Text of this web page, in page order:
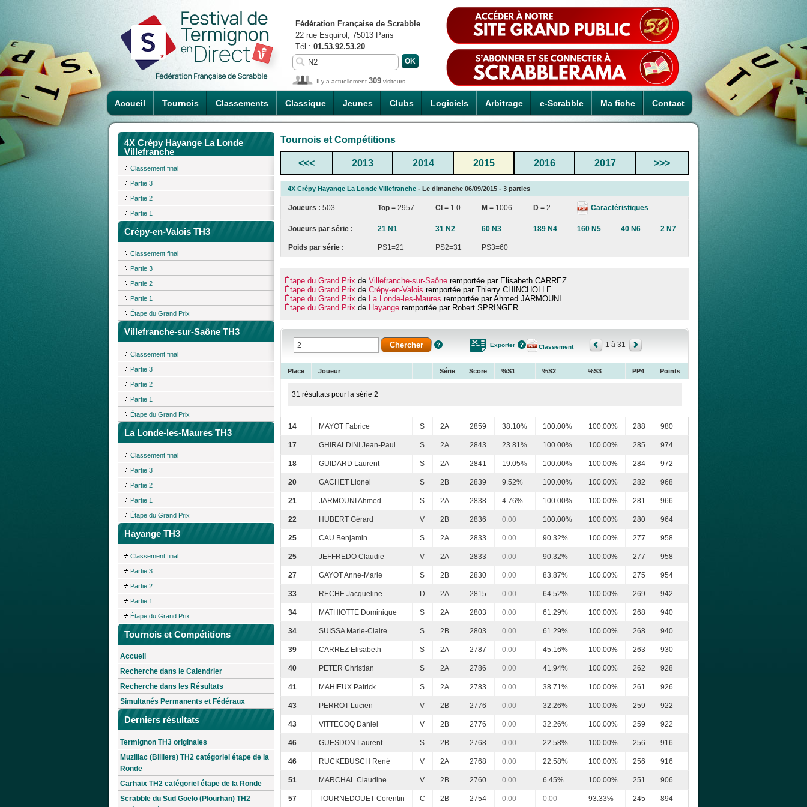
Accueil Tournois Classements Classique Jeunes Clubs Logiciels Arbitrage e-Scrabble Ma fiche Contact
Fédération Française de Scrabble
22 rue Esquirol, 75013 Paris
Tél : 01.53.92.53.20
Il y a actuellement 309 visiteurs
4X Crépy Hayange La Londe
Villefranche
Classement final
Partie 3
Partie 2
Partie 1
Crépy-en-Valois TH3
Classement final
Partie 3
Partie 2
Partie 1
Étape du Grand Prix
Villefranche-sur-Saône TH3
Classement final
Partie 3
Partie 2
Partie 1
Étape du Grand Prix
La Londe-les-Maures TH3
Classement final
Partie 3
Partie 2
Partie 1
Étape du Grand Prix
Hayange TH3
Classement final
Partie 3
Partie 2
Partie 1
Étape du Grand Prix
Tournois et Compétitions
Accueil
Recherche dans le Calendrier
Recherche dans les Résultats
Simultanés Permanents et Fédéraux
Derniers résultats
Termignon TH3 originales
Muzillac (Billiers) TH2 catégoriel étape de la
Ronde
Carhaix TH2 catégoriel étape de la Ronde
Scrabble du Sud Goëlo (Plourhan) TH2
Tournois et Compétitions
<<< 2013 2014 2015 2016 2017 >>>
4X Crépy Hayange La Londe Villefranche - Le dimanche 06/09/2015 - 3 parties
Joueurs : 503 Top = 2957 CI = 1.0 M = 1006 D = 2 Caractéristiques
Joueurs par série : 21 N1 31 N2 60 N3 189 N4 160 N5 40 N6 2 N7
Poids par série : PS1=21 PS2=31 PS3=60
Étape du Grand Prix de Villefranche-sur-Saôneremportée par Elisabeth CARREZ
Étape du Grand Prix de Crépy-en-Valois remportée par Thierry CHINCHOLLE
Étape du Grand Prix de La Londe-les-Maures remportée par Ahmed JARMOUNI
Étape du Grand Prix de Hayangeremportée par Robert SPRINGER
Exporter Classement 1 à 31
Place Joueur Série Score %S1 %S2 %S3 PP4 Points
31 résultats pour la série 2
14 MAYOT Fabrice S 2A 2859 38.10% 100.00% 100.00% 288 980
17 GHIRALDINI Jean-Paul S 2A 2843 23.81% 100.00% 100.00% 285 974
18 GUIDARD Laurent S 2A 2841 19.05% 100.00% 100.00% 284 972
20 GACHET Lionel S 2B 2839 9.52% 100.00% 100.00% 282 968
21 JARMOUNI Ahmed S 2A 2838 4.76% 100.00% 100.00% 281 966
22 HUBERT Gérard V 2B 2836 0.00 100.00% 100.00% 280 964
25 CAU Benjamin S 2A 2833 0.00 90.32% 100.00% 277 958
25 JEFFREDO Claudie V 2A 2833 0.00 90.32% 100.00% 277 958
27 GAYOT Anne-Marie S 2B 2830 0.00 83.87% 100.00% 275 954
33 RECHE Jacqueline D 2A 2815 0.00 64.52% 100.00% 269 942
34 MATHIOTTE Dominique S 2A 2803 0.00 61.29% 100.00% 268 940
34 SUISSA Marie-Claire S 2B 2803 0.00 61.29% 100.00% 268 940
39 CARREZ Elisabeth S 2A 2787 0.00 45.16% 100.00% 263 930
40 PETER Christian S 2A 2786 0.00 41.94% 100.00% 262 928
41 MAHIEUX Patrick S 2A 2783 0.00 38.71% 100.00% 261 926
43 PERROT Lucien V 2B 2776 0.00 32.26% 100.00% 259 922
43 VITTECOQ Daniel V 2B 2776 0.00 32.26% 100.00% 259 922
46 GUESDON Laurent S 2B 2768 0.00 22.58% 100.00% 256 916
46 RUCKEBUSCH René V 2A 2768 0.00 22.58% 100.00% 256 916
51 MARCHAL Claudine V 2B 2760 0.00 6.45% 100.00% 251 906
57 TOURNEDOUET Corentin C 2B 2754 0.00 0.00 93.33% 245 894